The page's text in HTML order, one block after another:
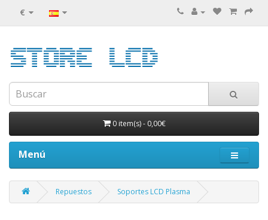
€
0 item(s)- 0,00€
Menú
Repuestos Soportes LCD Plasma